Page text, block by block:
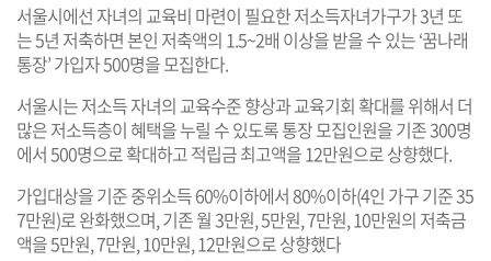
서울시에선 자녀의 교육비 마련이 필요한 저소득자녀가구가 3년 또
는 5년 저축하면 본인 저축액의 1.5~2배 이상을 받을 수 있는 ‘꿈나래
통장’ 가입자 500명을 모집한다.
서울시는 저소득 자녀의 교육수준 향상과 교육기회 확대를 위해서 더
많은 저소득층이 혜택을 누릴 수 있도록 통장 모집인원을 기존 300명
에서 500명으로 확대하고 적립금 최고액을 12만원으로 상향했다.
가입대상을 기준 중위소득 60%이하에서 80%이하(4인 가구 기준 35
7만원)로 완화했으며, 기존 월 3만원, 5만원, 7만원, 10만원의 저축금
액을 5만원, 7만원, 10만원, 12만원으로 상향했다